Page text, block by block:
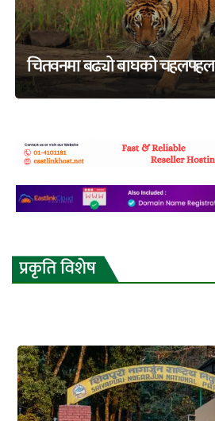
चितवनमा बढ्यो बाघको चहलपहल